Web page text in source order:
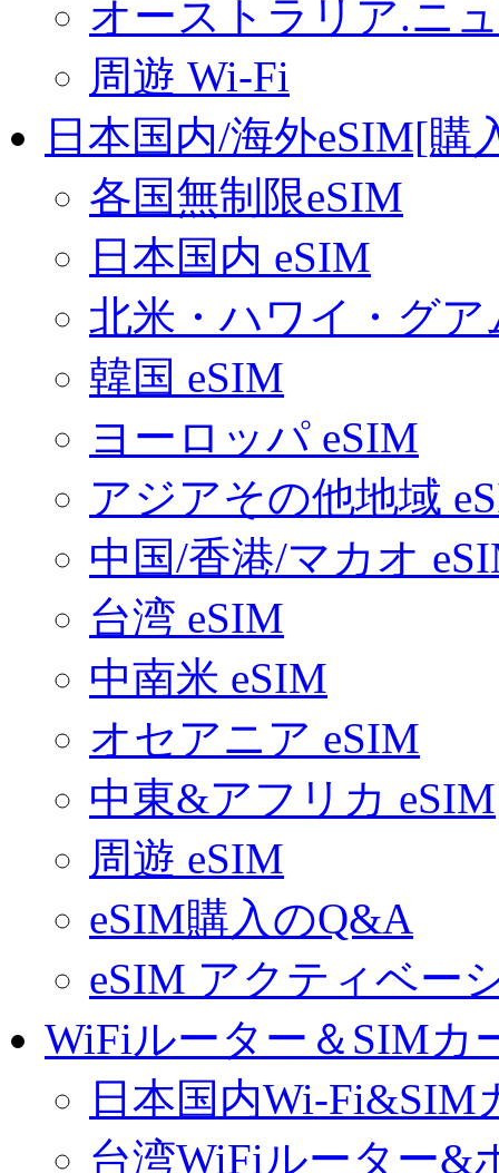
オーストラリア.ニ
周遊 Wi-Fi
日本国内/海外eSIM[購
各国無制限eSIM
日本国内 eSIM
北米・ハワイ・グア
韓国 eSIM
ヨーロッパ eSIM
アジアその他地域
中国/香港/マカオ
台湾 eSIM
中南米 eSIM
オセアニア eSIM
中東&アフリカ eSIM
周遊 eSIM
eSIM購入のQ&A
eSIM アクティベー
WiFiルーター＆SIMカ
日本国内Wi-Fi&SIM
台湾WiFiルーター&